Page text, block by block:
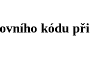
kódu při